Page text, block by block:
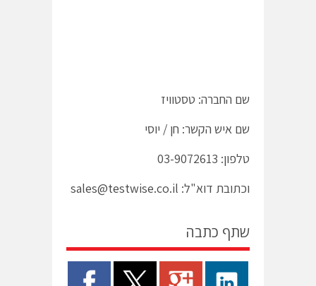
שם החברה: טסטוויז
שם איש הקשר: חן / יוסי
טלפון: 03-9072613
וכתובת דוא"ל: sales@testwise.co.il
שתף כתבה